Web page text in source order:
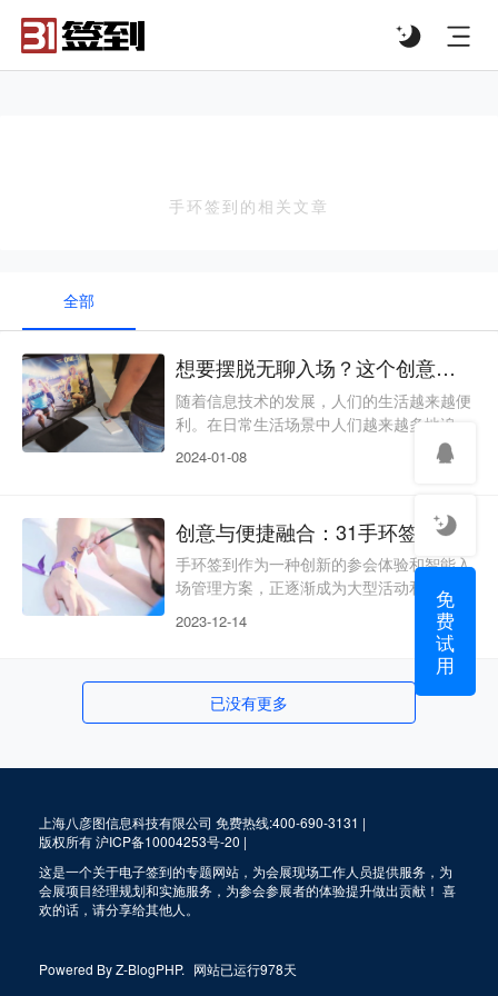
手环签到的相关文章
全部
想要摆脱无聊入场？这个创意满满的签到方式，你必须知道！
随着信息技术的发展，人们的生活越来越便
利。在日常生活场景中人们越来越多地追求
省时省力的产品以及新奇的事物。作为会议
会展活动的主办方，要想抓住嘉宾们的心，
品，不仅在展会展品上下功夫，也要在展会
服务上去落实。而入场签到作为会展活动的
重要环节，是给嘉宾留下第一印象的关键时
刻，更需要主办方选择出合适的签到方式。
在此，小编向大家推荐手环签到方式，如果
你对这一签到方式有所
2024-01-08
创意与便捷融合：31手环签到，打造独特参会体验！
手环签到作为一种创新的参会体验和智能入
场管理方案，正逐渐成为大型活动和会议中
的热门选择。事实上RFID手环签到和RFID
胸卡签到，应用了同样的原理。但与胸卡的
商务与正式相比，手环凭借小巧独特的外观
被许多活动主办方选择。使用场景：室外、
音乐节、运动类等非正式会议 / 活动 前期准
备：31电子签到软件、芯片手环、签到员、
过二维码签到，系统自动匹
2023-12-14
已没有更多
免
费
试
用
上海八彦图信息科技有限公司 免费热线:400-690-3131 |
版权所有沪ICP备10004253号-20 |
这是一个关于电子签到的专题网站，为会展现场工作人员提供服务，为
会展项目经理规划和实施服务，为参会参展者的体验提升做出贡献！ 喜
欢的话，请分享给其他人。
Powered ByZ-BlogPHP. 网站已运行978天